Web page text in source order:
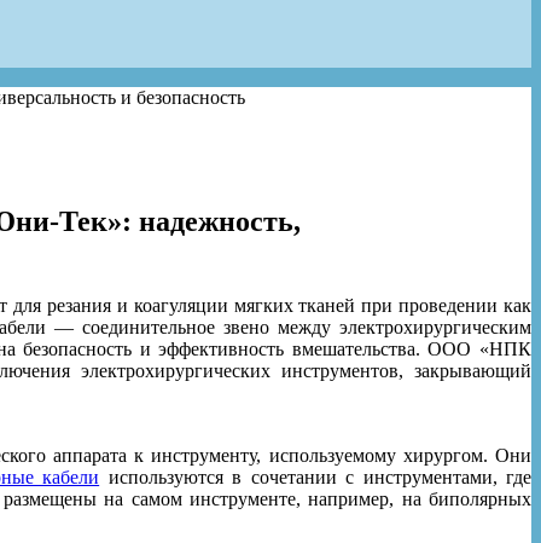
и безопасность
Тек»: надежность,
резания и коагуляции мягких тканей при проведении как
— соединительное звено между электрохирургическим
безопасность и эффективность вмешательства. ООО «НПК
электрохирургических инструментов, закрывающий
аппарата к инструменту, используемому хирургом. Они
кабели используются в сочетании с инструментами, где
на самом инструменте, например, на биполярных